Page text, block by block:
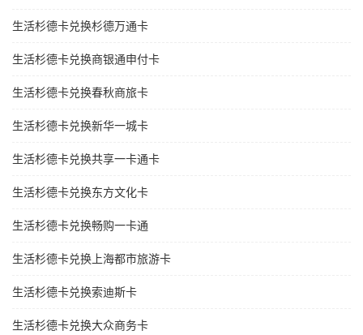
生活杉德卡兑换杉德万通卡
生活杉德卡兑换商银通申付卡
生活杉德卡兑换春秋商旅卡
生活杉德卡兑换新华一城卡
生活杉德卡兑换共享一卡通卡
生活杉德卡兑换东方文化卡
生活杉德卡兑换畅购一卡通
生活杉德卡兑换上海都市旅游卡
生活杉德卡兑换索迪斯卡
生活杉德卡兑换大众商务卡